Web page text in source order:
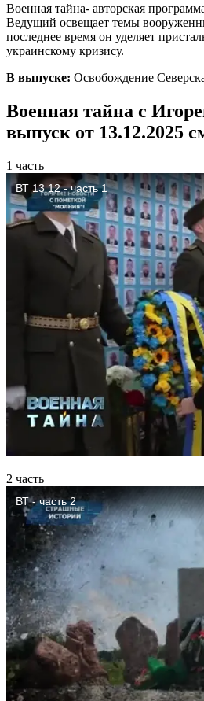
Военная тайна- авторская
Ведущий освещает темы
последнее время он уделяет
украинскому кризису.
В выпуске: Освобождение
Военная тайна с
выпуск от 13.12.2025
1 часть
2 часть